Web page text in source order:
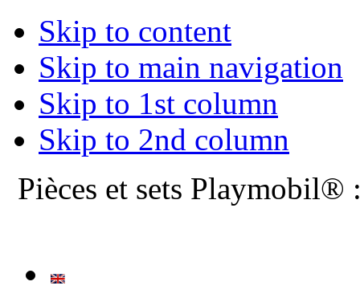
Skip to content
Skip to main navigation
Skip to 1st column
Skip to 2nd column
Pièces et sets Playmobil®